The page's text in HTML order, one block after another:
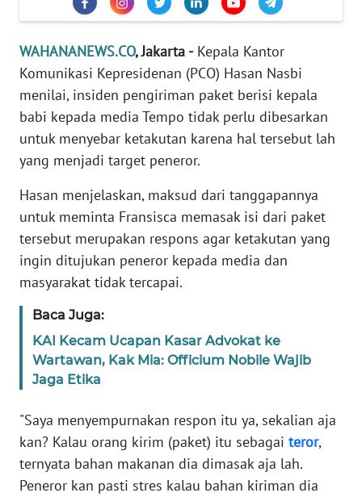
WAHANANEWS.CO, Jakarta -Kepala Kantor
Komunikasi Kepresidenan (PCO) Hasan Nasbi
menilai, insiden pengiriman paket berisi kepala
babi kepada media Tempo tidak perlu dibesarkan
untuk menyebar ketakutan karena hal tersebut lah
yang menjadi target peneror.
Hasan menjelaskan, maksud dari tanggapannya
untuk meminta Fransisca memasak isi dari paket
tersebut merupakan respons agar ketakutan yang
ingin ditujukan peneror kepada media dan
masyarakat tidak tercapai.
Baca Juga:
KAI Kecam Ucapan Kasar Advokat ke
Wartawan, Kak Mia: Officium Nobile Wajib
Jaga Etika
"Saya menyempurnakan respon itu ya, sekalian aja
kan? Kalau orang kirim (paket) itu sebagai teror,
ternyata bahan makanan dia dimasak aja lah.
Peneror kan pasti stres kalau bahan kiriman dia
Informasi
INDEKS
BERITA
KAMI
INFO
TENTANG
KAMI
PEDOMAN
MEDIA
SIBER
REDAKSI
KARIR